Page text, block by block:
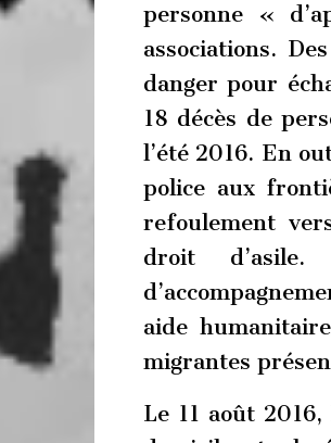
personne «
associations.
danger pour
18 décès de
l’été 2016. En
police aux
refoulement
droit d’asile.
aide
migrantes
Le 11 août